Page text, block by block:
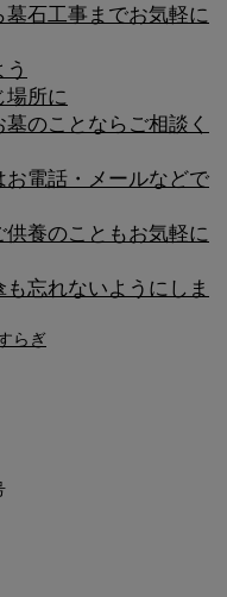
石工事までお気軽に
場所に
のことならご相談く
電話・メールなどで
養のこともお気軽に
忘れないようにしま